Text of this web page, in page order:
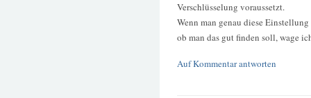
Verschlüsselung voraussetzt.
Wenn man genau diese
ob man das gut finden soll, wage
Auf Kommentar antworten